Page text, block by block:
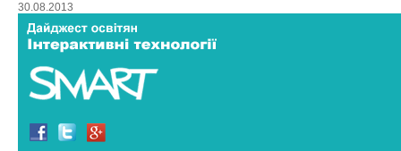
30.08.2013